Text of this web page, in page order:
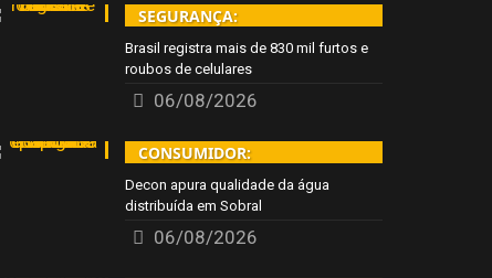
SEGURANÇA:
Brasil registra mais de 830 mil furtos e
roubos de celulares
06/08/2026
CONSUMIDOR:
Decon apura qualidade da água
distribuída em Sobral
06/08/2026